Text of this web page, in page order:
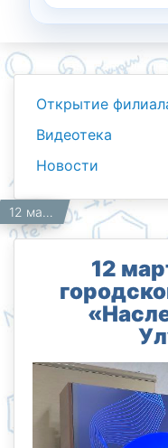
Открытие
Видеотека
Новости
Главная
Работникам
Новости 12 марта состоялся городской этап конкурса «Наследники Мирзо Улугбека».
12